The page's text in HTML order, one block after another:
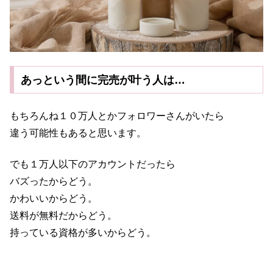
あっという間に完売が叶う人は…
もちろんね１０万人とかフォロワーさんがいたら
違う可能性もあると思います。
でも１万人以下のアカウントだったら
バズったからどう。
かわいいからどう。
送料が無料だからどう。
持っている資格が多いからどう。